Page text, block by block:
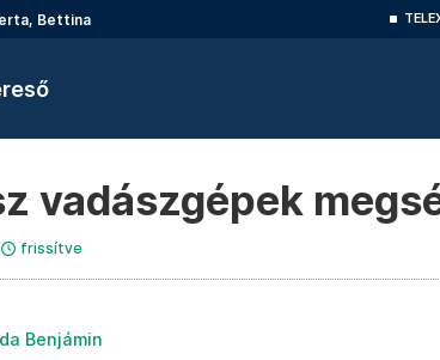
Bettina
vadászgépek
frissítve
Benjámin